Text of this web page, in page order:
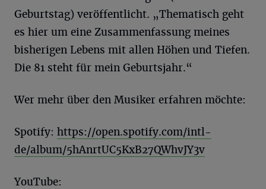
Geburtstag) veröffentlicht. „Thematisch geht
es hier um eine Zusammenfassung meines
bisherigen Lebens mit allen Höhen und Tiefen.
Die 81 steht für mein Geburtsjahr.“
Wer mehr über den Musiker erfahren möchte:
Spotify: https://open.spotify.com/intl-
de/album/5hAnrtUC5KxB27QWhvJY3v
YouTube: